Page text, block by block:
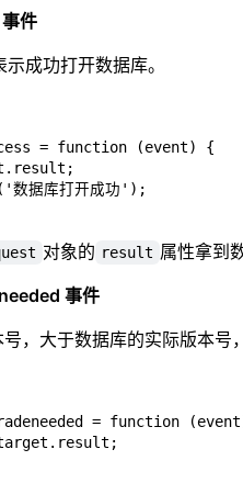
件
示成功打开数据库。
= function (event) {
据库打开成功');
对象的 result 属性拿到
事件
，大于数据库的实际版本号
= function